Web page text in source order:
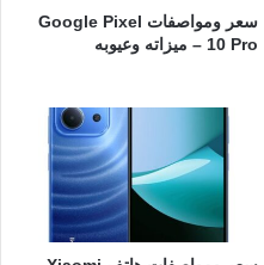
سعر ومواصفات Google Pixel
10 Pro – ميزاته وعيوبه